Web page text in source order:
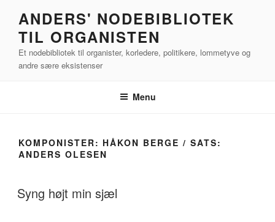
indhold
ANDERS' NODEBIBLIOTEK
TIL ORGANISTEN
Et nodebibliotek til organister, korledere, politikere, lommetyve og
andre sære eksistenser
Menu
KOMPONISTER: HÅKON BERGE / SATS:
ANDERS OLESEN
Syng højt min sjæl